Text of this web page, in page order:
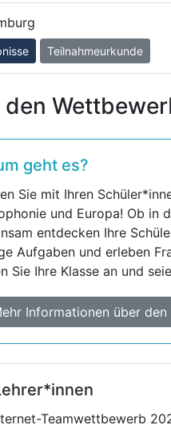
Teilnahmeurkunde
den
geht es?
Sie mit Ihren
und Europa! Ob in
entdecken Ihre
Aufgaben und erleben
Sie Ihre Klasse an und
Informationen über den
Teamwettbewerb